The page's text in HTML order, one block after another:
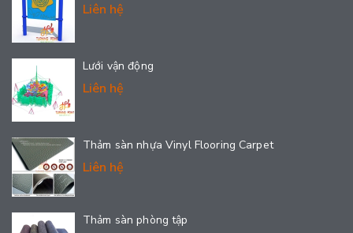
Liên hệ
Lưới vận động
Liên hệ
Thảm sàn nhựa Vinyl Flooring Carpet
Liên hệ
Thảm sàn phòng tập